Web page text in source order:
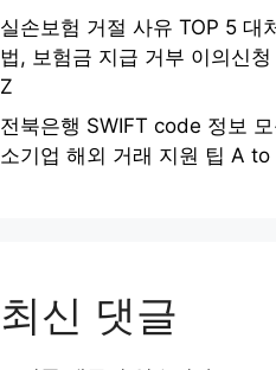
실손보험 거절 사유 TOP 5 대
법, 보험금 지급 거부 이의신
Z
전북은행 SWIFT code 정보
소기업 해외 거래 지원 팁 A to
최신 댓글